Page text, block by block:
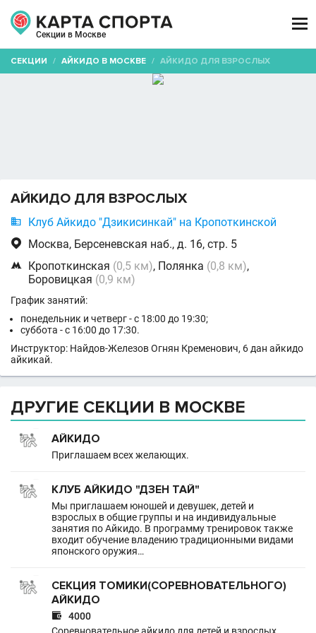
Секции в Москве

СЕКЦИИ / АЙКИДО В МОСКВЕ / АЙКИДО ДЛЯ ВЗРОСЛЫХ
АЙКИДО ДЛЯ ВЗРОСЛЫХ
 Клуб Айкидо "Дзикисинкай" на Кропоткинской
 Москва, Берсеневская наб., д. 16, стр. 5
 Кропоткинская (0,5 км), Полянка (0,8 км),
Боровицкая (0,9 км)
График занятий:
понедельник и четверг - с 18:00 до 19:30;
суббота - с 16:00 до 17:30.
Инструктор: Найдов-Железов Огнян Кременович, 6 дан айкидо
айкикай.
ДРУГИЕ СЕКЦИИ В МОСКВЕ
АЙКИДО
Приглашаем всех желающих.
КЛУБ АЙКИДО "ДЗЕН ТАЙ"
Мы приглашаем юношей и девушек, детей и
взрослых в общие группы и на индивидуальные
занятия по Айкидо. В программу тренировок также
входит обучение владению традиционными видами
японского оружия…
СЕКЦИЯ ТОМИКИ(СОРЕВНОВАТЕЛЬНОГО)
АЙКИДО

4000